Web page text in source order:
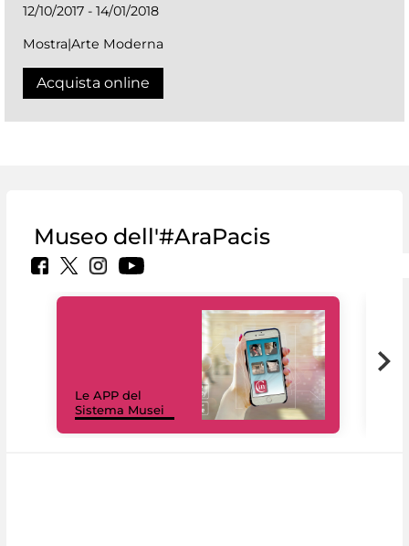
12/10/2017 - 14/01/2018
Mostra|Arte Moderna
Acquista online
Museo dell'#AraPacis
Le APP del
Sistema Musei